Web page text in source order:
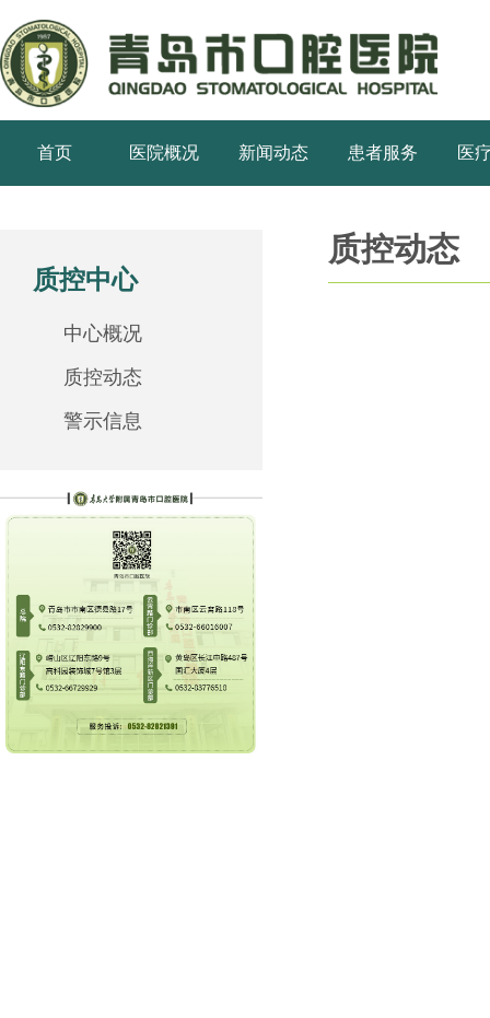
首页 医院概况 新闻动态 患者服务 医
质控中心
中心概况
质控动态
警示信息
质控动态